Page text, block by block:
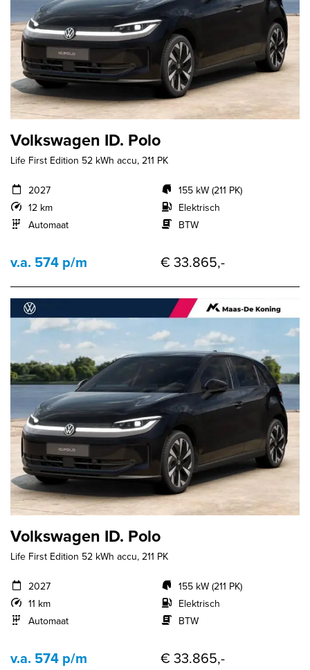
Volkswagen ID. Polo
Life First Edition 52 kWh accu, 211 PK
2027
12 km
Automaat
155 kW (211 PK)
Elektrisch
BTW
v.a. 574 p/m € 33.865,-
Volkswagen ID. Polo
Life First Edition 52 kWh accu, 211 PK
2027
11 km
Automaat
155 kW (211 PK)
Elektrisch
BTW
v.a. 574 p/m € 33.865,-